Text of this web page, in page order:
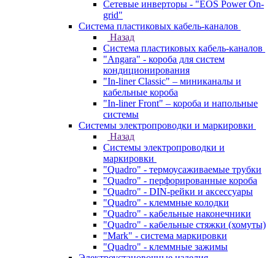
Сетевые инверторы - "EOS Power On-
grid"
Система пластиковых кабель-каналов
Назад
Система пластиковых кабель-каналов
"Angara" - короба для систем
кондиционирования
"In-liner Classic" – миниканалы и
кабельные короба
"In-liner Front" – короба и напольные
системы
Системы электропроводки и маркировки
Назад
Системы электропроводки и
маркировки
"Quadro" - термоусаживаемые трубки
"Quadro" - перфорированные короба
"Quadro" - DIN-рейки и аксессуары
"Quadro" - клеммные колодки
"Quadro" - кабельные наконечники
"Quadro" - кабельные стяжки (хомуты)
"Mark" - система маркировки
"Quadro" - клеммные зажимы